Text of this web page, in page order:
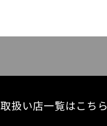
取扱い店一覧はこちら